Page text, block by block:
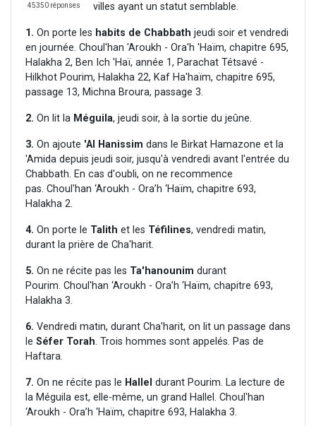
45350 réponses
villes ayant un statut semblable.
1. On porte les habits de Chabbath jeudi soir et vendredi
en journée. Choul'han 'Aroukh - Ora'h 'Haïm, chapitre 695,
Halakha 2, Ben Ich 'Haï, année 1, Parachat Tétsavé -
Hilkhot Pourim, Halakha 22, Kaf Ha'haïm, chapitre 695,
passage 13, Michna Broura, passage 3.
2. On lit la Méguila, jeudi soir, à la sortie du jeûne.
3. On ajoute 'Al Hanissim dans le Birkat Hamazone et la
'Amida depuis jeudi soir, jusqu'à vendredi avant l'entrée du
Chabbath. En cas d'oubli, on ne recommence
pas. Choul'han ‘Aroukh - Ora’h ‘Haïm, chapitre 693,
Halakha 2.
4. On porte le Talith et les Téfilines, vendredi matin,
durant la prière de Cha'harit.
5. On ne récite pas les Ta'hanounim durant
Pourim. Choul'han ‘Aroukh - Ora’h ‘Haïm, chapitre 693,
Halakha 3.
6. Vendredi matin, durant Cha'harit, on lit un passage dans
le Séfer Torah. Trois hommes sont appelés. Pas de
Haftara.
7. On ne récite pas le Hallel durant Pourim. La lecture de
la Méguila est, elle-même, un grand Hallel. Choul'han
‘Aroukh - Ora’h ‘Haïm, chapitre 693, Halakha 3.